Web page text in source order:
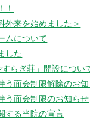
！
外来を始めました＞
ムについて
した
らぎ荘」開設につい
う面会制限解除のお
う面会制限のお知らせ
する当院の宣言